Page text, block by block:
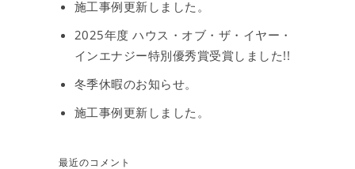
施工事例更新しました。
2025年度 ハウス・オブ・ザ・イヤー・
インエナジー特別優秀賞受賞しました!!
冬季休暇のお知らせ。
施工事例更新しました。
最近のコメント